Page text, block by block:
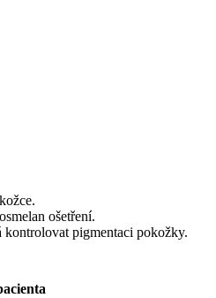
ošetření.
kontrolovat pigmentaci pokožky.